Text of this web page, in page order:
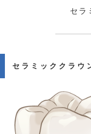
セラ
セラミッククラウ